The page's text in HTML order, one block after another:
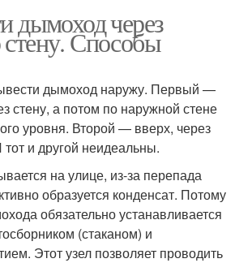
дымоход через
Способы
дымоход наружу. Первый —
стену, а потом по наружной стене
уровня. Второй — вверх, через
и другой неидеальны.
на улице, из-за перепада
образуется конденсат. Потому
обязательно устанавливается
(стаканом) и
Этот узел позволяет проводить